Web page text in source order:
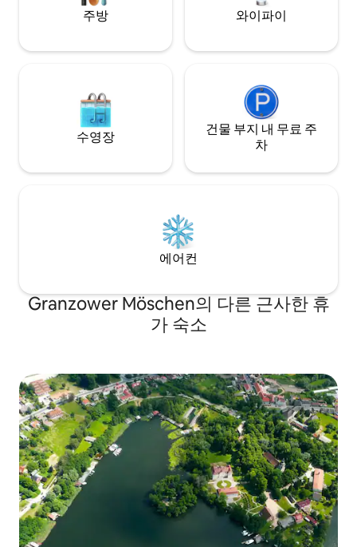
주방 와이파이
수영장
건물 부지 내 무료 주
차
에어컨
Granzower Möschen의 다른 근사한 휴
가 숙소